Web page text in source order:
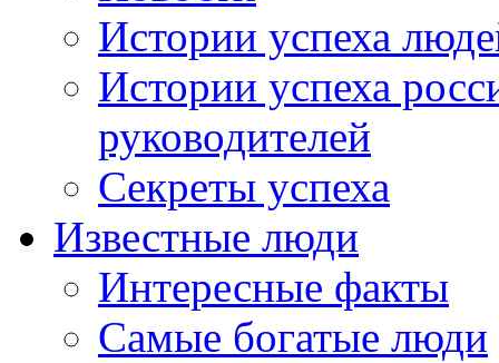
Истории успеха
Истории успеха
руководителей
Секреты успеха
Известные люди
Интересные факты
Самые богатые люди